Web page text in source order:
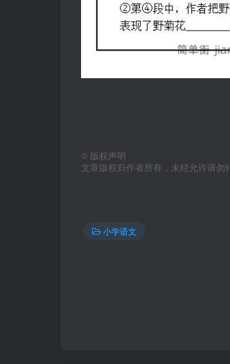
© 版权声明
文章版权归作者所有，未经允许请勿
小学语文